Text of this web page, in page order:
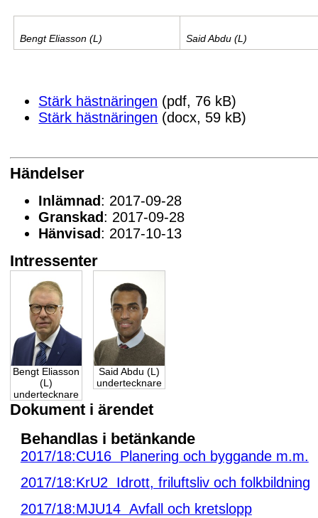
Bengt Eliasson (L) Said Abdu (L)
Stärk hästnäringen (pdf, 76 kB)
Stärk hästnäringen (docx, 59 kB)
Händelser
Inlämnad: 2017-09-28
Granskad: 2017-09-28
Hänvisad: 2017-10-13
Intressenter
Bengt Eliasson
(L)
undertecknare
Said Abdu (L)
undertecknare
Dokument i ärendet
Behandlas i betänkande
2017/18:CU16 Planering och byggande m.m.
2017/18:KrU2 Idrott, friluftsliv och folkbildning
2017/18:MJU14 Avfall och kretslopp